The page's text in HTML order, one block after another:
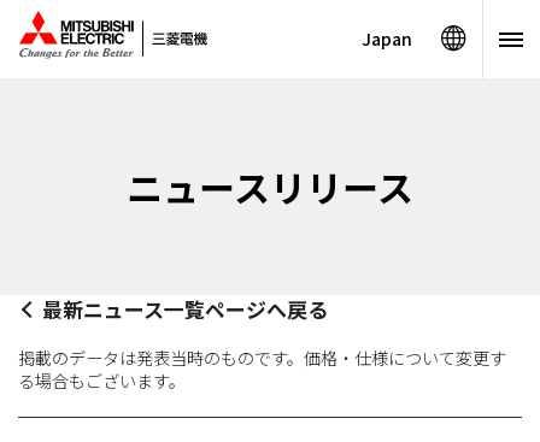
Japan
ニュースリリース
最新ニュース一覧ページへ戻る
掲載のデータは発表当時のものです。価格・仕様について変更す
る場合もございます。